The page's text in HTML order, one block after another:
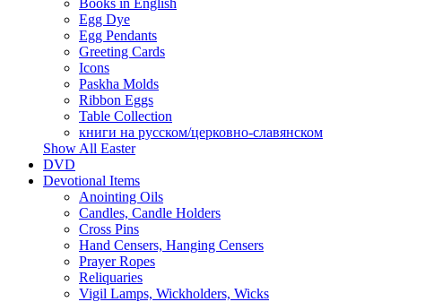
Books in English
Egg Dye
Egg Pendants
Greeting Cards
Icons
Paskha Molds
Ribbon Eggs
Table Collection
книги на русском/церковно-славянском
Show All Easter
DVD
Devotional Items
Anointing Oils
Candles, Candle Holders
Cross Pins
Hand Censers, Hanging Censers
Prayer Ropes
Reliquaries
Vigil Lamps, Wickholders, Wicks